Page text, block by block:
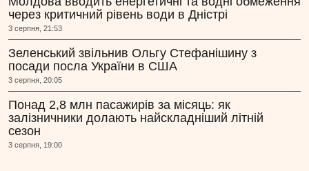
через критичний рівень води в Дністрі
3 серпня, 21:53
Зеленський звільнив Ольгу Стефанішину з
посади посла України в США
3 серпня, 20:05
Понад 2,8 млн пасажирів за місяць: як
залізничники долають найскладніший літній
сезон
3 серпня, 19:00